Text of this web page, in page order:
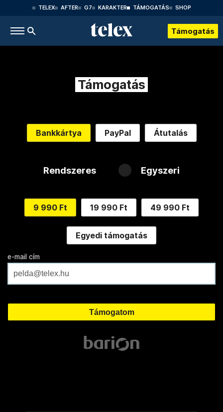
TELEX AFTER G7 KARAKTER TÁMOGATÁS SHOP
Támogatás
Támogatás
Bankkártya PayPal Átutalás
Rendszeres Egyszeri
9 990 Ft 19 990 Ft 49 990 Ft
Egyedi támogatás
e-mail cím